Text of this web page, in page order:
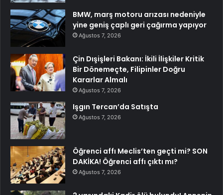
BMW, marş motoru arızası nedeniyle
yine geniş çaplı geri çağırma yapıyor
Ağustos 7, 2026
Çin Dışişleri Bakanı: İkili İlişkiler Kritik
Bir Dönemeçte, Filipinler Doğru
Kararlar Almalı
Ağustos 7, 2026
Işgın Tercan’da Satışta
Ağustos 7, 2026
Öğrenci affı Meclis’ten geçti mi? SON
DAKİKA! Öğrenci affı çıktı mı?
Ağustos 7, 2026